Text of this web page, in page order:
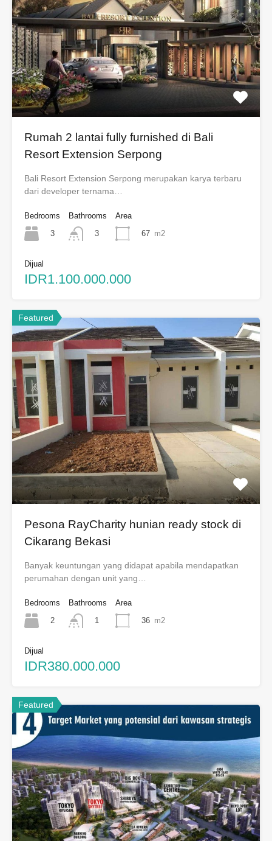
Rumah 2 lantai fully furnished di Bali
Resort Extension Serpong
Bali Resort Extension Serpong merupakan karya terbaru
dari developer ternama…
Bedrooms
3
Bathrooms
3
Area
67 m2
Dijual
IDR1.100.000.000
Featured
Pesona RayCharity hunian ready stock di
Cikarang Bekasi
Banyak keuntungan yang didapat apabila mendapatkan
perumahan dengan unit yang…
Bedrooms
2
Bathrooms
1
Area
36 m2
Dijual
IDR380.000.000
Featured